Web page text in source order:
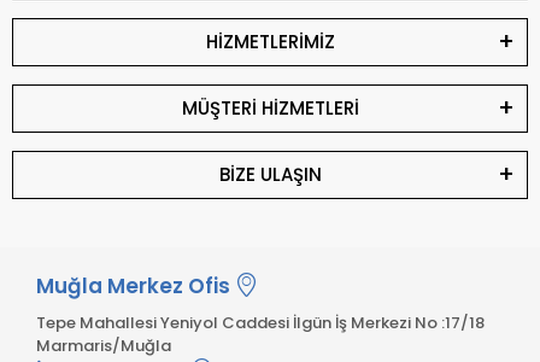
HİZMETLERİMİZ
MÜŞTERİ HİZMETLERİ
BİZE ULAŞIN
Muğla Merkez Ofis
Tepe Mahallesi Yeniyol Caddesi İlgün İş Merkezi No :17/18
Marmaris/Muğla